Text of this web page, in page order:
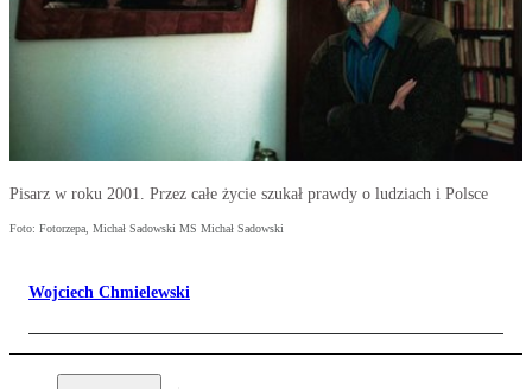
Pisarz w roku 2001. Przez całe życie szukał prawdy o ludziach i Polsce
Foto: Fotorzepa, Michał Sadowski MS Michał Sadowski
Wojciech Chmielewski